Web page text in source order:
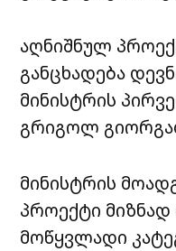
აღნიშნულ
განცხადება
მინისტრის
გრიგოლ
მინისტრის
პროექტი მიზნად
მოწყვლადი